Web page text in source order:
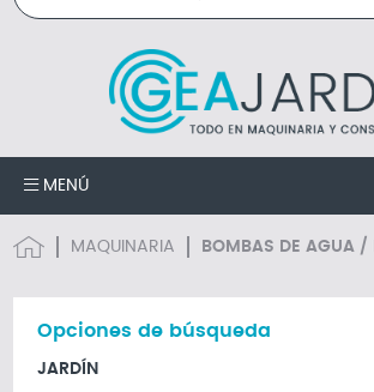
RESULTADOS DE LA BÚSQUEDA
MENÚ
MAQUINARIA BOMBAS DE AGUA /
Opciones de búsqueda
JARDÍN